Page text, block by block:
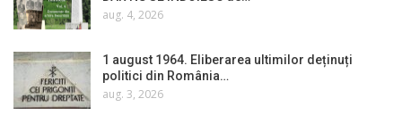
aug. 4, 2026
1 august 1964. Eliberarea ultimilor deținuți
politici din România…
aug. 3, 2026